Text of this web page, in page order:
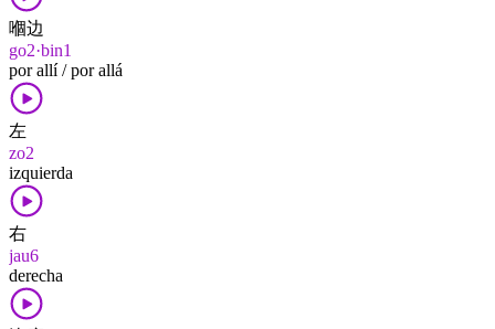
嗰边
go2·bin1
por allí / por allá
左
zo2
izquierda
右
jau6
derecha